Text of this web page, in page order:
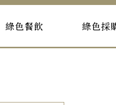
綠色餐飲 綠色採